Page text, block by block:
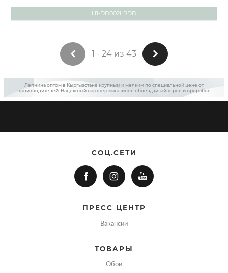
H1-DD002LRDD
1 - 24 из 43
Лепнина оптом в Кыргызстане крупным и мелким по специальной цене от
производителей. Надежный партнер магазинов обоев, дизайнеров и прорабов
СОЦ.СЕТИ
ПРЕСС ЦЕНТР
Вакансии
ТОВАРЫ
Обои